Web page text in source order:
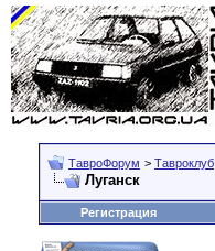
ТавроФорум > Тавроклуб
Луганск
Регистрация